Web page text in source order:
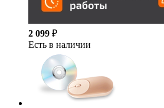
2 099 ₽
Есть в наличии